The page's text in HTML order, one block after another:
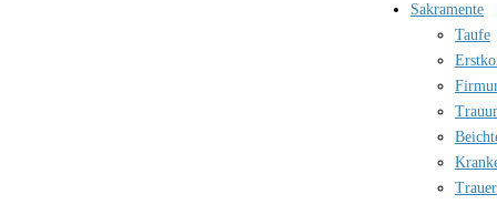
Sakramente
Taufe